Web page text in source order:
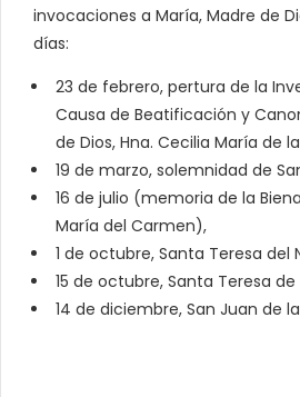
invocaciones a María, Madre de
días:
23 de febrero, pertura de la
Causa de Beatificación y
de Dios, Hna. Cecilia María de
19 de marzo, solemnidad de
16 de julio (memoria de la
María del Carmen),
1 de octubre, Santa Teresa del
15 de octubre, Santa Teresa de
14 de diciembre, San Juan de